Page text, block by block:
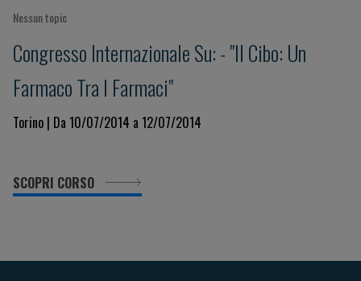
Nessun topic
Congresso Internazionale Su: - "Il Cibo: Un
Farmaco Tra I Farmaci"
Torino | Da 10/07/2014 a 12/07/2014
SCOPRI CORSO